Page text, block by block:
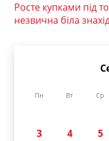
Росте купками під
незвична біла
Пн Вт Ср
3
4 5